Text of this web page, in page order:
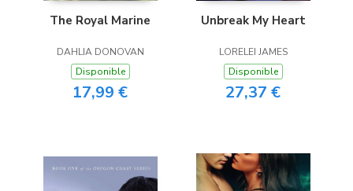
The Royal Marine
DAHLIA DONOVAN
Disponible
17,99 €
Unbreak My Heart
LORELEI JAMES
Disponible
27,37 €